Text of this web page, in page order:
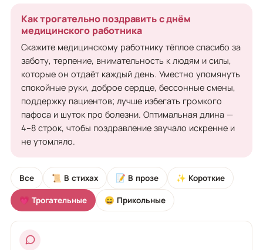
Как трогательно поздравить с днём
медицинского работника
Скажите медицинскому работнику тёплое спасибо за
заботу, терпение, внимательность к людям и силы,
которые он отдаёт каждый день. Уместно упомянуть
спокойные руки, доброе сердце, бессонные смены,
поддержку пациентов; лучше избегать громкого
пафоса и шуток про болезни. Оптимальная длина —
4–8 строк, чтобы поздравление звучало искренне и
не утомляло.
Все 📜 В стихах 📝 В прозе ✨ Короткие
💗 Трогательные 😄 Прикольные